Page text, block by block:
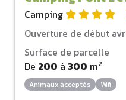
Camping
Ouverture de début
Surface de parcelle
De 200 à 300 m2
Animaux acceptés Wifi